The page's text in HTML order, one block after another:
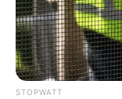
Why everything
might be wrong
CTA LOVE
STOPWATT